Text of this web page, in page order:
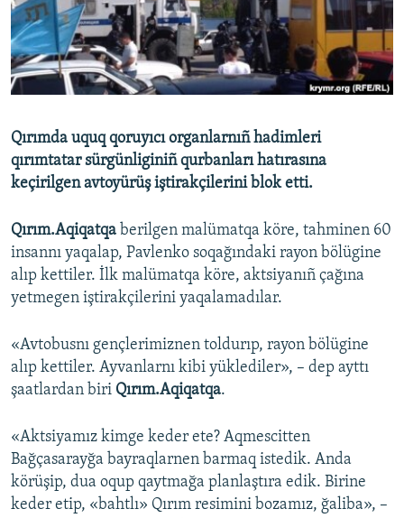
Русский
Українською
RFE/RS bütün saytları
Qırımda uquq qoruyıcı organlarnıñ hadimleri
qırımtatar sürgünliginiñ qurbanları hatırasına
keçirilgen avtoyürüş iştirakçilerini blok etti.
Qırım.Aqiqatqa berilgen malümatqa köre, tahminen 60
insannı yaqalap, Pavlenko soqağındaki rayon bölügine
alıp kettiler. İlk malümatqa köre, aktsiyanıñ çağına
yetmegen iştirakçilerini yaqalamadılar.
«Avtobusnı gençlerimiznen toldurıp, rayon bölügine
alıp kettiler. Ayvanlarnı kibi yüklediler», – dep ayttı
şaatlardan biri Qırım.Aqiqatqa.
«Aktsiyamız kimge keder ete? Aqmescitten
Bağçasarayğa bayraqlarnen barmaq istedik. Anda
körüşip, dua oqup qaytmağa planlaştıra edik. Birine
keder etip, «bahtlı» Qırım resimini bozamız, ğaliba», –